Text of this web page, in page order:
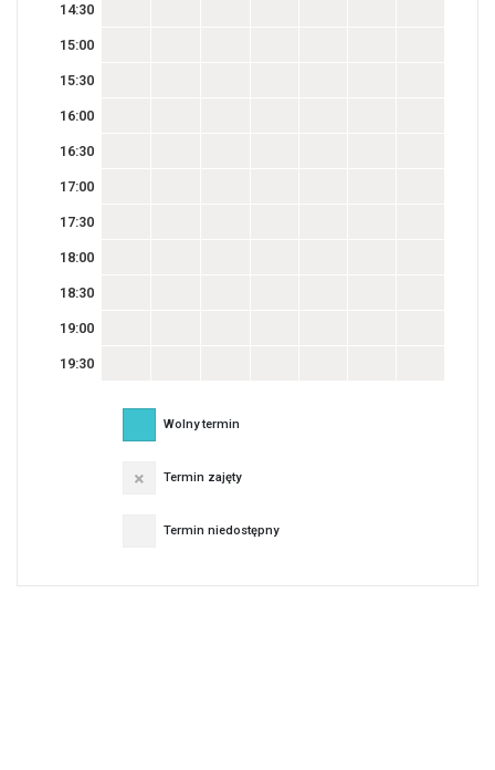
14:30
15:00
15:30
16:00
16:30
17:00
17:30
18:00
18:30
19:00
19:30
Wolny termin
Termin zajęty
Termin niedostępny